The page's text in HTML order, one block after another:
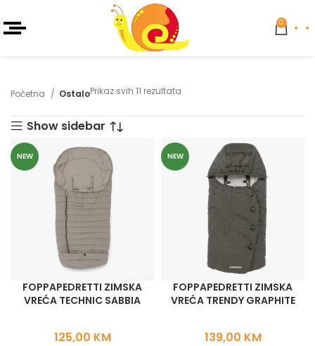
0
Početna OstaloPrikaz svih 11 rezultata
Show sidebar
NEW
FOPPAPEDRETTI ZIMSKA
VREĆA TECHNIC SABBIA
125,00 KM
NEW
FOPPAPEDRETTI ZIMSKA
VREĆA TRENDY GRAPHITE
139,00 KM